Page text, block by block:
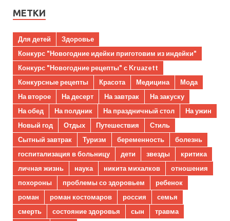
МЕТКИ
Для детей
Здоровье
Конкурс "Новогодние идейки приготовим из индейки"
Конкурс "Новогодние рецепты" с Kruazett
Конкурсные рецепты
Красота Медицина
Мода
На второе
На десерт На завтрак
На закуску
На обед
На полдник На праздничный стол
На ужин
Новый год
Отдых Путешествия
Стиль
Сытный завтрак
Туризм беременность
болезнь
госпитализация в больницу
дети звезды
критика
личная жизнь
наука никита михалков
отношения
похороны
проблемы со здоровьем
ребенок
роман
роман костомаров россия
семья
смерть
состояние здоровья сын
травма